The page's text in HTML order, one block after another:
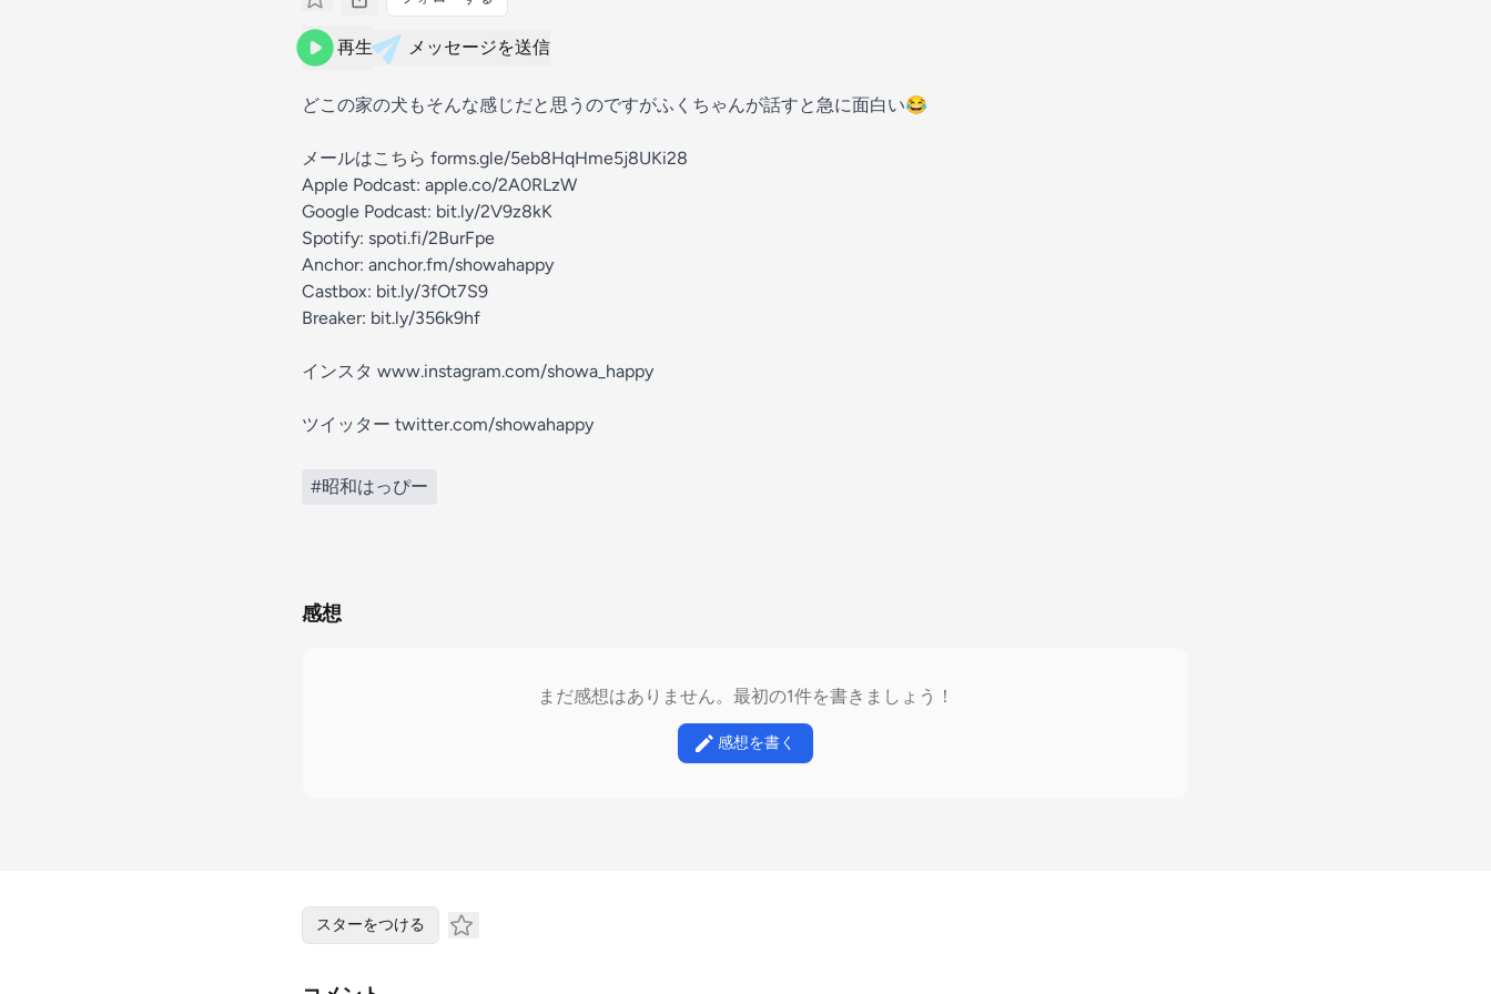
再生 メッセージを送信
どこの家の犬もそんな感じだと思うのですがふくちゃんが話すと急に面白い😂
メールはこちら forms.gle/5eb8HqHme5j8UKi28
Apple Podcast: apple.co/2A0RLzW
Google Podcast: bit.ly/2V9z8kK
Spotify: spoti.fi/2BurFpe
Anchor: anchor.fm/showahappy
Castbox: bit.ly/3fOt7S9
Breaker: bit.ly/356k9hf
インスタ www.instagram.com/showa_happy
ツイッター twitter.com/showahappy
#昭和はっぴー
感想
まだ感想はありません。最初の1件を書きましょう！
感想を書く
スターをつける